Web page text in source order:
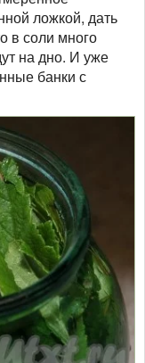
ложкой, дать
в соли много
на дно. И уже
банки с